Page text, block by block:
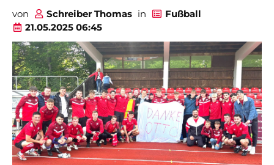
von Schreiber Thomas in
Fußball
21.05.2025 06:45